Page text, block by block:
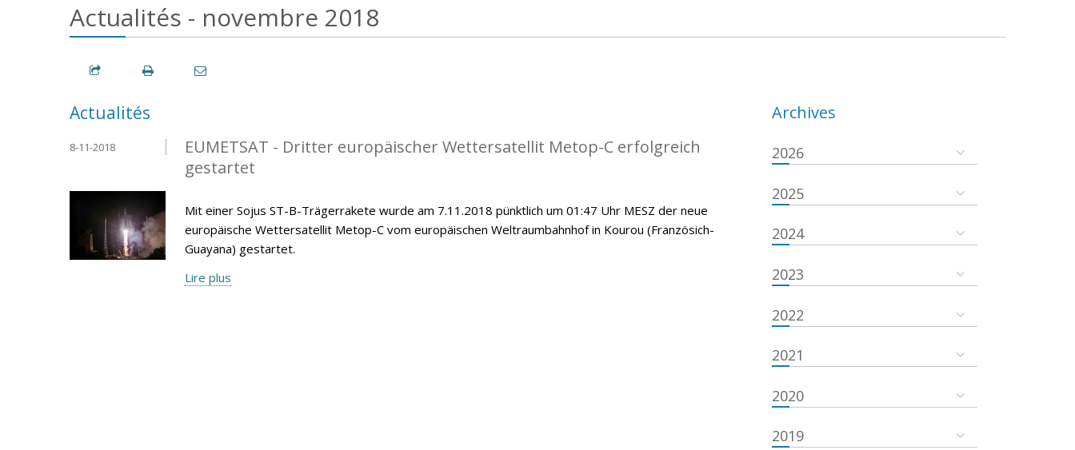
Actualités - novembre 2018
Actualités
EUMETSAT - Dritter europäischer Wettersatellit Metop-C erfolgreich
gestartet
8-11-2018
Mit einer Sojus ST-B-Trägerrakete wurde am 7.11.2018 pünktlich um 01:47 Uhr MESZ der neue
europäische Wettersatellit Metop-C vom europäischen Weltraumbahnhof in Kourou (Französich-
Guayana) gestartet.
Lire plus
Archives
2026
2025
2024
2023
2022
2021
2020
2019